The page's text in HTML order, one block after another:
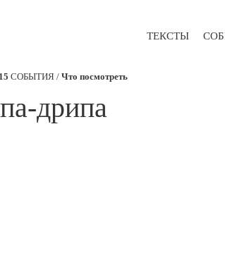
ТЕКСТЫ
СОБЫТИЯ / Что посмотреть
дрипа